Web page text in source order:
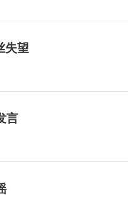
失望
言